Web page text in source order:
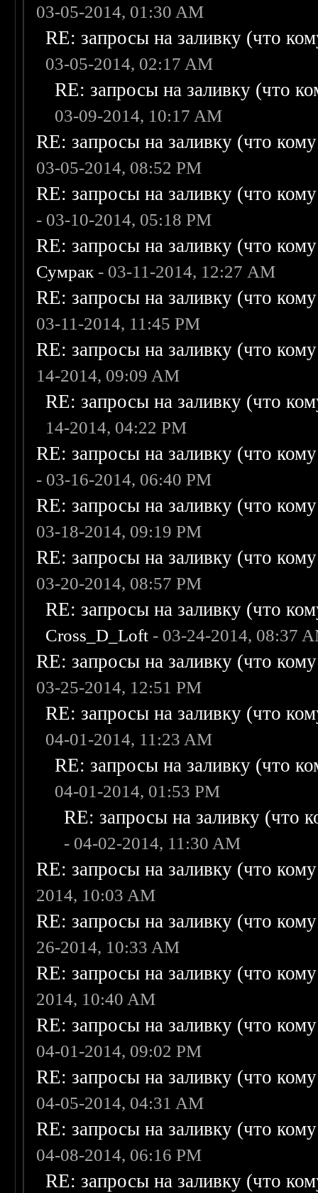
03-05-2014, 01:30 AM
RE: запросы на заливку (что
03-05-2014, 02:17 AM
RE: запросы на заливку (что
03-09-2014, 10:17 AM
RE: запросы на заливку (что
03-05-2014, 08:52 PM
RE: запросы на заливку (что
- 03-10-2014, 05:18 PM
RE: запросы на заливку (что
Сумрак - 03-11-2014, 12:27 AM
RE: запросы на заливку (что
03-11-2014, 11:45 PM
RE: запросы на заливку (что
14-2014, 09:09 AM
RE: запросы на заливку (что
14-2014, 04:22 PM
RE: запросы на заливку (что
- 03-16-2014, 06:40 PM
RE: запросы на заливку (что
03-18-2014, 09:19 PM
RE: запросы на заливку (что
03-20-2014, 08:57 PM
RE: запросы на заливку (что
Cross_D_Loft - 03-24-2014, 08:37
RE: запросы на заливку (что
03-25-2014, 12:51 PM
RE: запросы на заливку (что
04-01-2014, 11:23 AM
RE: запросы на заливку (что
04-01-2014, 01:53 PM
RE: запросы на заливку (что
- 04-02-2014, 11:30 AM
RE: запросы на заливку (что
2014, 10:03 AM
RE: запросы на заливку (что
26-2014, 10:33 AM
RE: запросы на заливку (что
2014, 10:40 AM
RE: запросы на заливку (что
04-01-2014, 09:02 PM
RE: запросы на заливку (что
04-05-2014, 04:31 AM
RE: запросы на заливку (что
04-08-2014, 06:16 PM
RE: запросы на заливку (что